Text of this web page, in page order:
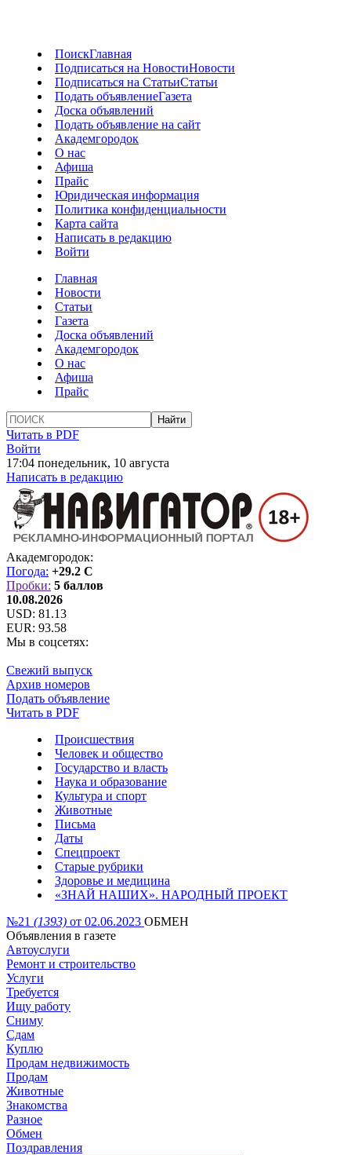
ПоискГлавная
Подписаться на НовостиНовости
Подписаться на СтатьиСтатьи
Подать объявлениеГазета
Доска объявлений
Подать объявление на сайт
Академгородок
О нас
Афиша
Прайс
Юридическая информация
Политика конфиденциальности
Карта сайта
Написать в редакцию
Войти
Главная
Новости
Статьи
Газета
Доска объявлений
Академгородок
О нас
Афиша
Прайс
Читать в PDF
Войти
17:04 понедельник, 10 августа
Написать в редакцию
Академгородок:
Погода: +29.2 C
Пробки: 5 баллов
10.08.2026
USD: 81.13
EUR: 93.58
Мы в соцсетях:
Свежий выпуск
Архив номеров
Подать объявление
Читать в PDF
Происшествия
Человек и общество
Государство и власть
Наука и образование
Культура и спорт
Животные
Письма
Даты
Спецпроект
Старые рубрики
Здоровье и медицина
«ЗНАЙ НАШИХ». НАРОДНЫЙ ПРОЕКТ
№21 (1393) от 02.06.2023 ОБМЕН
Объявления в газете
Автоуслуги
Ремонт и строительство
Услуги
Требуется
Ищу работу
Сниму
Сдам
Куплю
Продам недвижимость
Продам
Животные
Знакомства
Разное
Обмен
Поздравления